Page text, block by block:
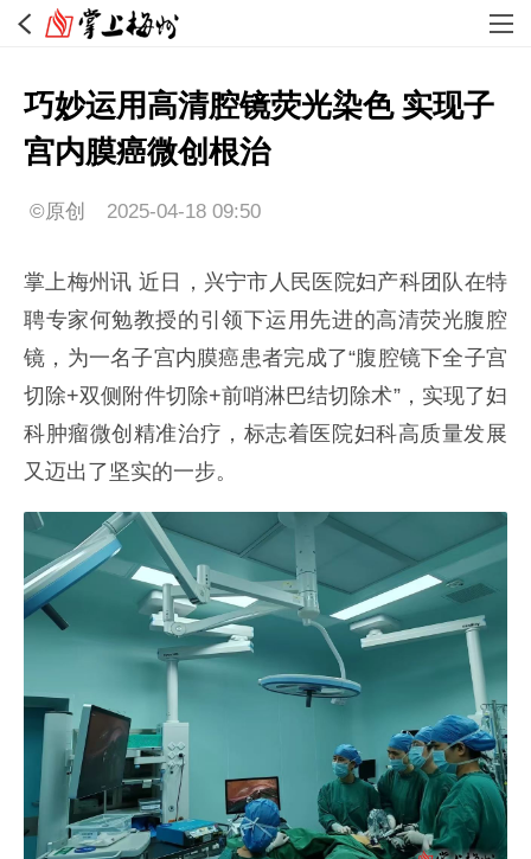
巧妙运用高清腔镜荧光染色 实现子
宫内膜癌微创根治
©原创 2025-04-18 09:50
掌上梅州讯 近日，兴宁市人民医院妇产科团队在特
聘专家何勉教授的引领下运用先进的高清荧光腹腔
镜，为一名子宫内膜癌患者完成了“腹腔镜下全子宫
切除+双侧附件切除+前哨淋巴结切除术”，实现了妇
科肿瘤微创精准治疗，标志着医院妇科高质量发展
又迈出了坚实的一步。